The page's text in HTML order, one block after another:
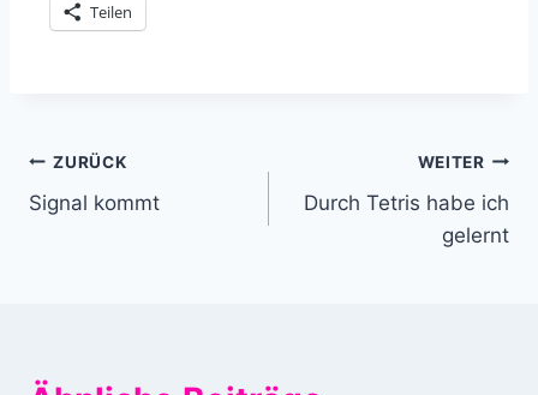
Teilen
Beitragsnavigation
ZURÜCK
Signal kommt
WEITER
Durch Tetris habe ich
gelernt